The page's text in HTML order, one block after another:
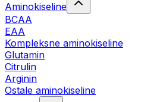
Aminokiseline
BCAA
EAA
Kompleksne aminokiseline
Glutamin
Citrulin
Arginin
Ostale aminokiseline